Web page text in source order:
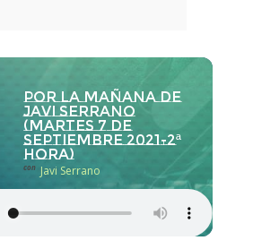
Por la Mañana de
Javi Serrano
(martes 7 de
septiembre 2021-2ª
hora)
con Javi Serrano